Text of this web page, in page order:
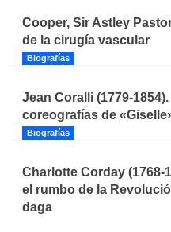
Cooper, Sir Astley
de la cirugía vascular
Biografías
Jean Coralli (1779-
coreografías de
Biografías
Charlotte Corday (1768-
el rumbo de la
daga